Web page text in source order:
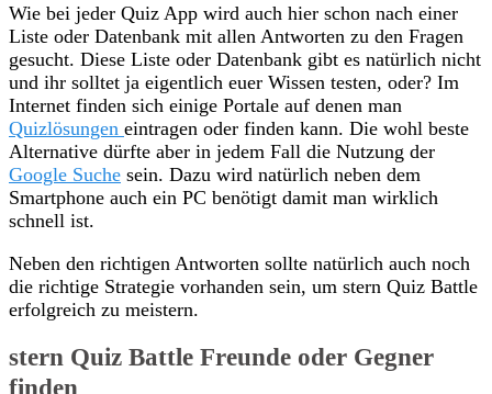
Wie bei jeder Quiz App wird auch hier schon nach einer
Liste oder Datenbank mit allen Antworten zu den Fragen
gesucht. Diese Liste oder Datenbank gibt es natürlich nicht
und ihr solltet ja eigentlich euer Wissen testen, oder? Im
Internet finden sich einige Portale auf denen man
Quizlösungen eintragen oder finden kann. Die wohl beste
Alternative dürfte aber in jedem Fall die Nutzung der
Google Suche sein. Dazu wird natürlich neben dem
Smartphone auch ein PC benötigt damit man wirklich
schnell ist.
Neben den richtigen Antworten sollte natürlich auch noch
die richtige Strategie vorhanden sein, um stern Quiz Battle
erfolgreich zu meistern.
stern Quiz Battle Freunde oder Gegner
finden